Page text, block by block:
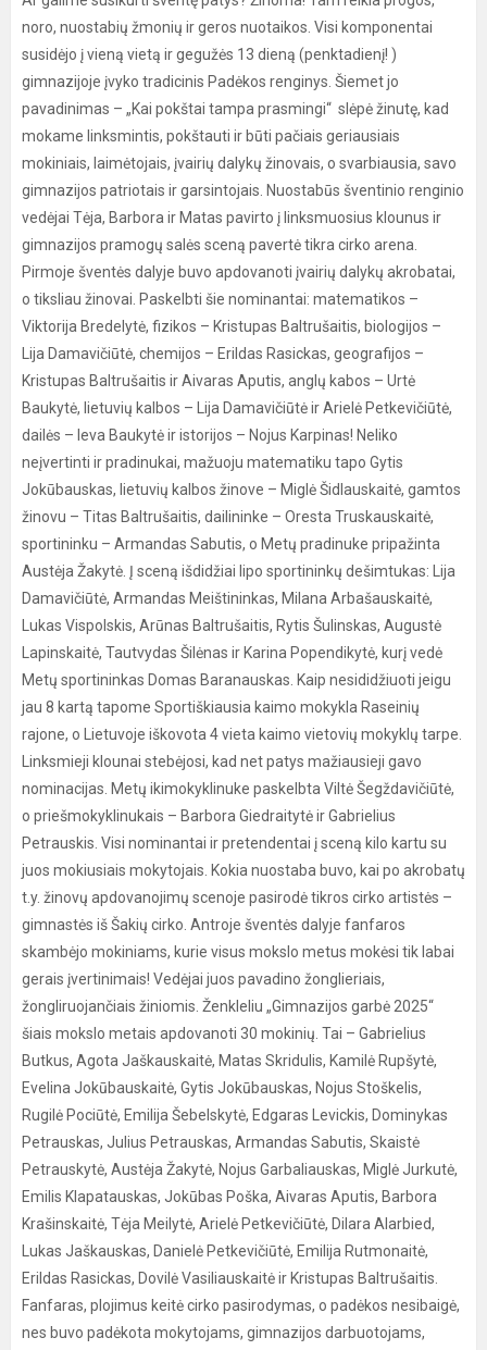
noro, nuostabių žmonių ir geros nuotaikos. Visi komponentai
susidėjo į vieną vietą ir gegužės 13 dieną (penktadienį! )
gimnazijoje įvyko tradicinis Padėkos renginys. Šiemet jo
pavadinimas – „Kai pokštai tampa prasmingi“ slėpė žinutę, kad
mokame linksmintis, pokštauti ir būti pačiais geriausiais
mokiniais, laimėtojais, įvairių dalykų žinovais, o svarbiausia, savo
gimnazijos patriotais ir garsintojais. Nuostabūs šventinio renginio
vedėjai Tėja, Barbora ir Matas pavirto į linksmuosius klounus ir
gimnazijos pramogų salės sceną pavertė tikra cirko arena.
Pirmoje šventės dalyje buvo apdovanoti įvairių dalykų akrobatai,
o tiksliau žinovai. Paskelbti šie nominantai: matematikos –
Viktorija Bredelytė, fizikos – Kristupas Baltrušaitis, biologijos –
Lija Damavičiūtė, chemijos – Erildas Rasickas, geografijos –
Kristupas Baltrušaitis ir Aivaras Aputis, anglų kabos – Urtė
Baukytė, lietuvių kalbos – Lija Damavičiūtė ir Arielė Petkevičiūtė,
dailės – Ieva Baukytė ir istorijos – Nojus Karpinas! Neliko
neįvertinti ir pradinukai, mažuoju matematiku tapo Gytis
Jokūbauskas, lietuvių kalbos žinove – Miglė Šidlauskaitė, gamtos
žinovu – Titas Baltrušaitis, dailininke – Oresta Truskauskaitė,
sportininku – Armandas Sabutis, o Metų pradinuke pripažinta
Austėja Žakytė. Į sceną išdidžiai lipo sportininkų dešimtukas: Lija
Damavičiūtė, Armandas Meištininkas, Milana Arbašauskaitė,
Lukas Vispolskis, Arūnas Baltrušaitis, Rytis Šulinskas, Augustė
Lapinskaitė, Tautvydas Šilėnas ir Karina Popendikytė, kurį vedė
Metų sportininkas Domas Baranauskas. Kaip nesididžiuoti jeigu
jau 8 kartą tapome Sportiškiausia kaimo mokykla Raseinių
rajone, o Lietuvoje iškovota 4 vieta kaimo vietovių mokyklų tarpe.
Linksmieji klounai stebėjosi, kad net patys mažiausieji gavo
nominacijas. Metų ikimokyklinuke paskelbta Viltė Šegždavičiūtė,
o priešmokyklinukais – Barbora Giedraitytė ir Gabrielius
Petrauskis. Visi nominantai ir pretendentai į sceną kilo kartu su
juos mokiusiais mokytojais. Kokia nuostaba buvo, kai po akrobatų
t.y. žinovų apdovanojimų scenoje pasirodė tikros cirko artistės –
gimnastės iš Šakių cirko. Antroje šventės dalyje fanfaros
skambėjo mokiniams, kurie visus mokslo metus mokėsi tik labai
gerais įvertinimais! Vedėjai juos pavadino žonglieriais,
žongliruojančiais žiniomis. Ženkleliu „Gimnazijos garbė 2025“
šiais mokslo metais apdovanoti 30 mokinių. Tai – Gabrielius
Butkus, Agota Jaškauskaitė, Matas Skridulis, Kamilė Rupšytė,
Evelina Jokūbauskaitė, Gytis Jokūbauskas, Nojus Stoškelis,
Rugilė Pociūtė, Emilija Šebelskytė, Edgaras Levickis, Dominykas
Petrauskas, Julius Petrauskas, Armandas Sabutis, Skaistė
Petrauskytė, Austėja Žakytė, Nojus Garbaliauskas, Miglė Jurkutė,
Emilis Klapatauskas, Jokūbas Poška, Aivaras Aputis, Barbora
Krašinskaitė, Tėja Meilytė, Arielė Petkevičiūtė, Dilara Alarbied,
Lukas Jaškauskas, Danielė Petkevičiūtė, Emilija Rutmonaitė,
Erildas Rasickas, Dovilė Vasiliauskaitė ir Kristupas Baltrušaitis.
Fanfaras, plojimus keitė cirko pasirodymas, o padėkos nesibaigė,
nes buvo padėkota mokytojams, gimnazijos darbuotojams,